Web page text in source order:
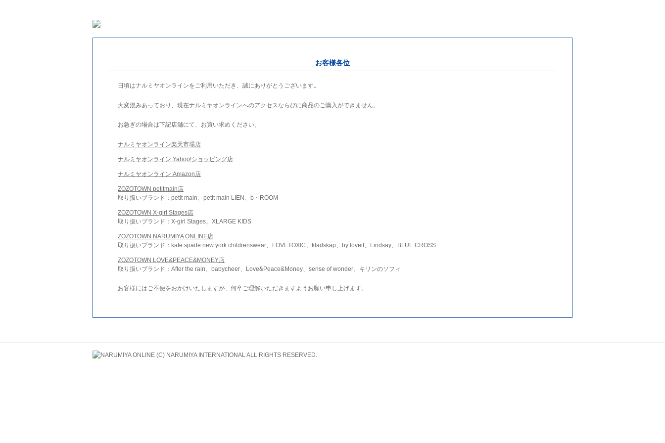
お客様各位
日頃はナルミヤオンラインをご利用いただき、誠にありがとうございます。
大変混みあっており、現在ナルミヤオンラインへのアクセスならびに商品のご購入ができません。
お急ぎの場合は下記店舗にて、お買い求めください。
ナルミヤオンライン楽天市場店
ナルミヤオンライン Yahoo!ショッピング店
ナルミヤオンライン Amazon店
ZOZOTOWN petitmain店
取り扱いブランド：petit main、petit main LIEN、b・ROOM
ZOZOTOWN X-girl Stages店
取り扱いブランド：X-girl Stages、XLARGE KIDS
ZOZOTOWN NARUMIYA ONLINE店
取り扱いブランド：kate spade new york childrenswear、LOVETOXIC、kladskap、by loveit、Lindsay、BLUE CROSS
ZOZOTOWN LOVE&PEACE&MONEY店
取り扱いブランド：After the rain、babycheer、Love&Peace&Money、sense of wonder、キリンのソフィ
お客様にはご不便をおかけいたしますが、何卒ご理解いただきますようお願い申し上げます。